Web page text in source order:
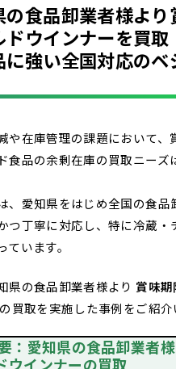
の食品卸業者様よ
ドウインナーを買取
強い全国対応のベ
や在庫管理の課題において、
食品の余剰在庫の買取ニーズ
、愛知県をはじめ全国の食品
つ丁寧に対応し、特に冷蔵・
ています。
県の食品卸業者様より 賞味
の買取を実施した事例をご紹介
：愛知県の食品卸業者
ウインナーの買取